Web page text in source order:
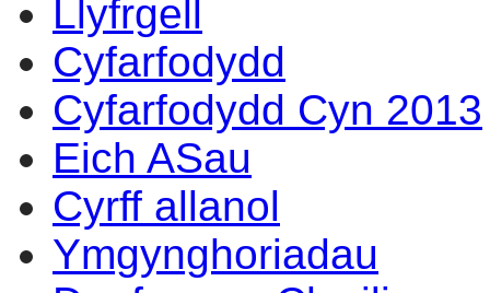
Llyfrgell
Cyfarfodydd
Cyfarfodydd Cyn 2013
Eich ASau
Cyrff allanol
Ymgynghoriadau